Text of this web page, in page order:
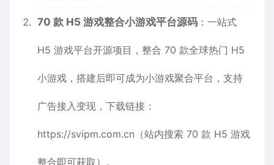
70 款 H5 游戏整合小游戏平台源码 ：一站式
H5 游戏平台开源项目，整合 70 款全球热门 H5
小游戏，搭建后即可成为小游戏聚合平台，支持
广告接入变现，下载链接：
https://svipm.com.cn （站内搜索 70 款 H5 游戏
整合即可获取）。